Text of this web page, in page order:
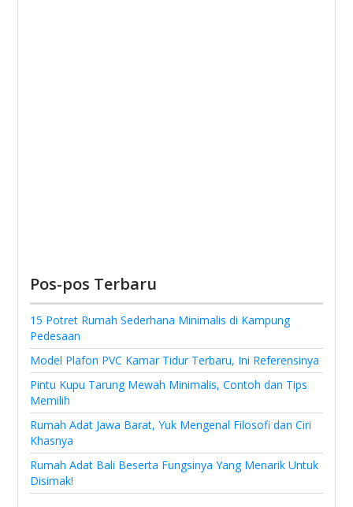
Pos-pos Terbaru
15 Potret Rumah Sederhana Minimalis di Kampung
Pedesaan
Model Plafon PVC Kamar Tidur Terbaru, Ini Referensinya
Pintu Kupu Tarung Mewah Minimalis, Contoh dan Tips
Memilih
Rumah Adat Jawa Barat, Yuk Mengenal Filosofi dan Ciri
Khasnya
Rumah Adat Bali Beserta Fungsinya Yang Menarik Untuk
Disimak!